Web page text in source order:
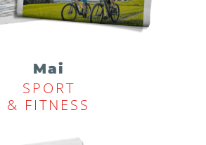
Mai
SPORT
& FITNESS